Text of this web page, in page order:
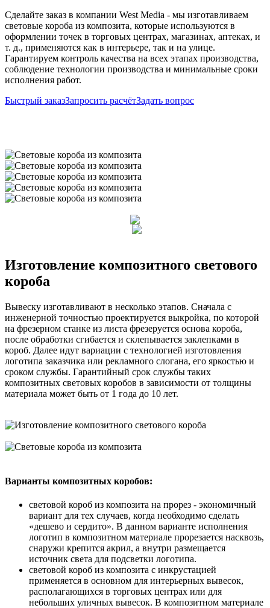
Сделайте заказ в компании West Media - мы изготавливаем
световые короба из композита, которые используются в
оформлении точек в торговых центрах, магазинах, аптеках, и
т. д., применяются как в интерьере, так и на улице.
Гарантируем контроль качества на всех этапах производства,
соблюдение технологии производства и минимальные сроки
исполнения работ.
Быстрый заказЗапросить расчётЗадать вопрос
Изготовление композитного светового
короба
Вывеску изготавливают в несколько этапов. Сначала с
инженерной точностью проектируется выкройка, по которой
на фрезерном станке из листа фрезеруется основа короба,
после обработки сгибается и склепывается заклепками в
короб. Далее идут вариации с технологией изготовления
логотипа заказчика или рекламного слогана, его яркостью и
сроком службы. Гарантийный срок службы таких
композитных световых коробов в зависимости от толщины
материала может быть от 1 года до 10 лет.
Варианты композитных коробов:
световой короб из композита на прорез - экономичный
вариант для тех случаев, когда необходимо сделать
«дешево и сердито». В данном варианте исполнения
логотип в композитном материале прорезается насквозь,
снаружи крепится акрил, а внутри размещается
источник света для подсветки логотипа.
световой короб из композита с инкрустацией
применяется в основном для интерьерных вывесок,
располагающихся в торговых центрах или для
небольших уличных вывесок. В композитном материале